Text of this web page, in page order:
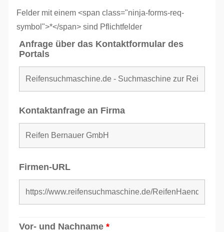
Felder mit einem <span class="ninja-forms-req-
symbol">*</span> sind Pflichtfelder
Anfrage über das Kontaktformular des
Portals
Kontaktanfrage an Firma
Firmen-URL
Vor- und Nachname *